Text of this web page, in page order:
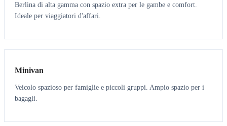
Berlina di alta gamma con spazio extra per le gambe e comfort.
Ideale per viaggiatori d'affari.
6 5
Minivan
Veicolo spazioso per famiglie e piccoli gruppi. Ampio spazio per i
bagagli.
7 7